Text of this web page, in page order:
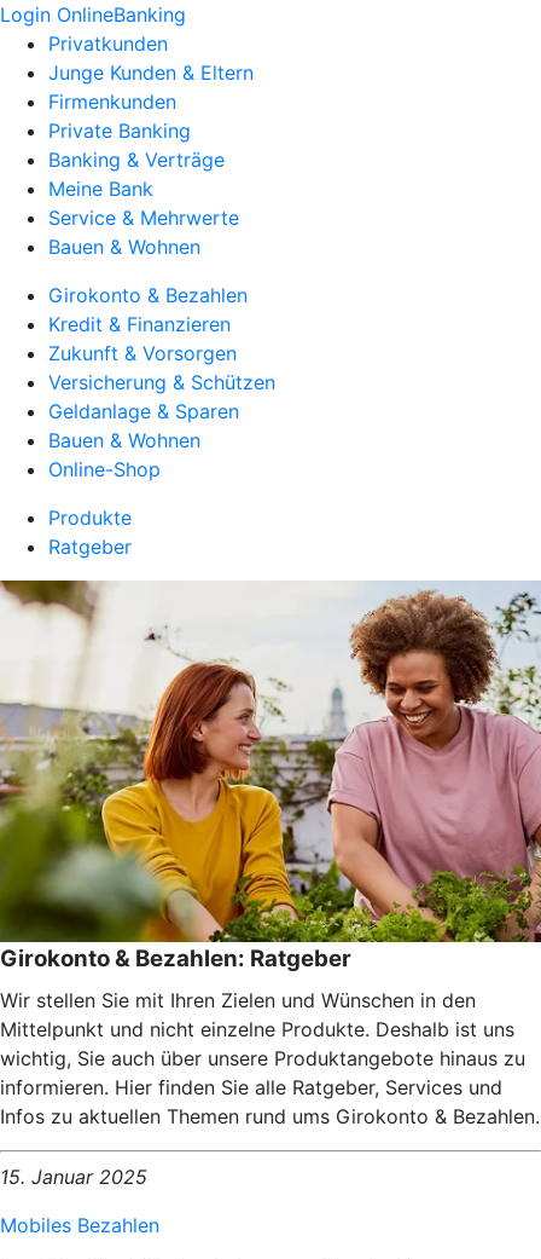
Login OnlineBanking
Privatkunden
Junge Kunden & Eltern
Firmenkunden
Private Banking
Banking & Verträge
Meine Bank
Service & Mehrwerte
Bauen & Wohnen
Girokonto & Bezahlen
Kredit & Finanzieren
Zukunft & Vorsorgen
Versicherung & Schützen
Geldanlage & Sparen
Bauen & Wohnen
Online-Shop
Produkte
Ratgeber
Girokonto & Bezahlen: Ratgeber
Wir stellen Sie mit Ihren Zielen und Wünschen in den
Mittelpunkt und nicht einzelne Produkte. Deshalb ist uns
wichtig, Sie auch über unsere Produktangebote hinaus zu
informieren. Hier finden Sie alle Ratgeber, Services und
Infos zu aktuellen Themen rund ums Girokonto & Bezahlen.
15. Januar 2025
Mobiles Bezahlen